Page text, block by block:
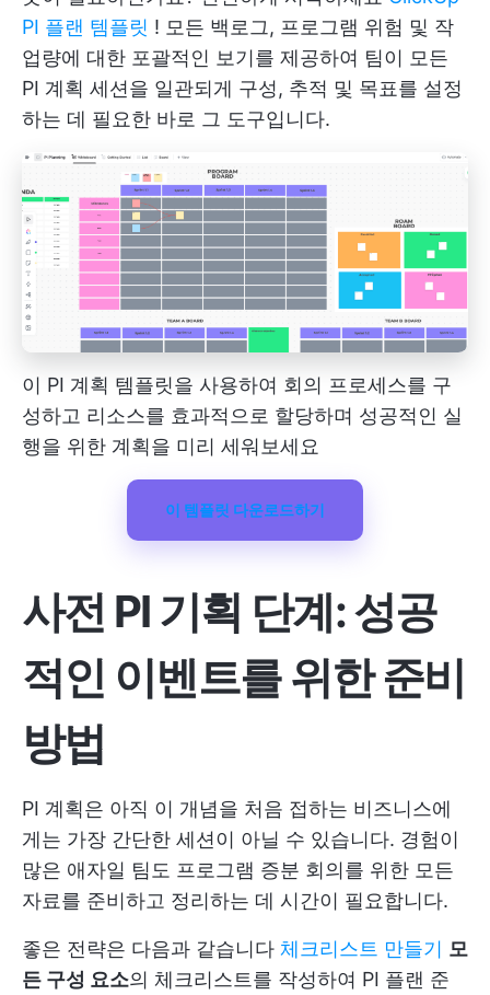
PI 플랜 템플릿 ! 모든 백로그, 프로그램 위험 및 작
업량에 대한 포괄적인 보기를 제공하여 팀이 모든
PI 계획 세션을 일관되게 구성, 추적 및 목표를 설정
하는 데 필요한 바로 그 도구입니다.
이 PI 계획 템플릿을 사용하여 회의 프로세스를 구
성하고 리소스를 효과적으로 할당하며 성공적인 실
행을 위한 계획을 미리 세워보세요
이 템플릿 다운로드하기
사전 PI 기획 단계: 성공
적인 이벤트를 위한 준비
방법
PI 계획은 아직 이 개념을 처음 접하는 비즈니스에
게는 가장 간단한 세션이 아닐 수 있습니다. 경험이
많은 애자일 팀도 프로그램 증분 회의를 위한 모든
자료를 준비하고 정리하는 데 시간이 필요합니다.
좋은 전략은 다음과 같습니다 체크리스트 만들기 모
든 구성 요소의 체크리스트를 작성하여 PI 플랜 준